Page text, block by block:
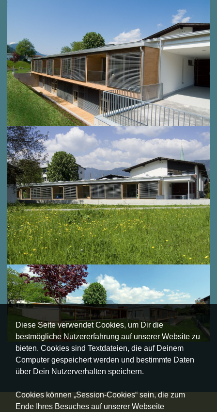
Diese Seite verwendet Cookies, um Dir die
bestmögliche Nutzererfahrung auf unserer Website zu
bieten. Cookies sind Textdateien, die auf Deinem
Computer gespeichert werden und bestimmte Daten
über Dein Nutzerverhalten speichern.
Cookies können „Session-Cookies“ sein, die zum
Ende Ihres Besuches auf unserer Webseite